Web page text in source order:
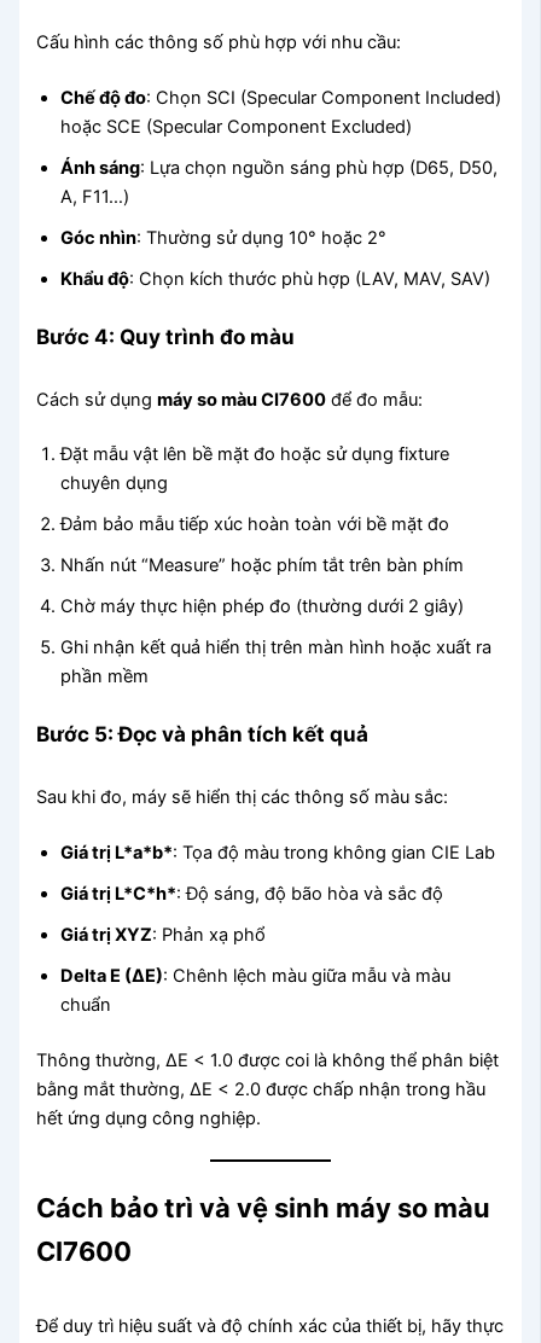
Cấu hình các thông số phù hợp với nhu cầu:
Chế độ đo: Chọn SCI (Specular Component Included)
hoặc SCE (Specular Component Excluded)
Ánh sáng: Lựa chọn nguồn sáng phù hợp (D65, D50,
A, F11…)
Góc nhìn: Thường sử dụng 10° hoặc 2°
Khẩu độ: Chọn kích thước phù hợp (LAV, MAV, SAV)
Bước 4: Quy trình đo màu
Cách sử dụngmáy so màu CI7600 để đo mẫu:
Đặt mẫu vật lên bề mặt đo hoặc sử dụng fixture
chuyên dụng
Đảm bảo mẫu tiếp xúc hoàn toàn với bề mặt đo
Nhấn nút “Measure” hoặc phím tắt trên bàn phím
Chờ máy thực hiện phép đo (thường dưới 2 giây)
Ghi nhận kết quả hiển thị trên màn hình hoặc xuất ra
phần mềm
Bước 5: Đọc và phân tích kết quả
Sau khi đo, máy sẽ hiển thị các thông số màu sắc:
Giá trị L*a*b*: Tọa độ màu trong không gian CIE Lab
Giá trị L*C*h*: Độ sáng, độ bão hòa và sắc độ
Giá trị XYZ: Phản xạ phổ
Delta E (ΔE): Chênh lệch màu giữa mẫu và màu
chuẩn
Thông thường, ΔE < 1.0 được coi là không thể phân biệt
bằng mắt thường, ΔE < 2.0 được chấp nhận trong hầu
hết ứng dụng công nghiệp.
Cách bảo trì và vệ sinh máy so màu
CI7600
Để duy trì hiệu suất và độ chính xác của thiết bị, hãy thực